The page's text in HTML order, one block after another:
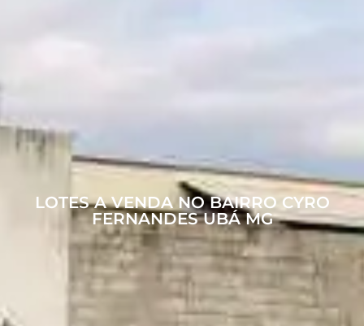
LOTES A VENDA NO BAIRRO CYRO
FERNANDES UBÁ MG